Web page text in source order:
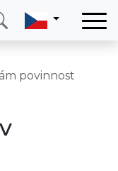
povinnost